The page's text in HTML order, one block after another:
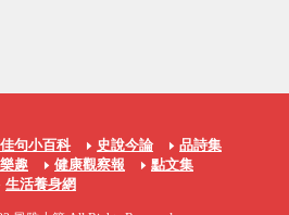
句小百科 史說今論
品詩集
趣 健康觀察報
點文集
生活養身網